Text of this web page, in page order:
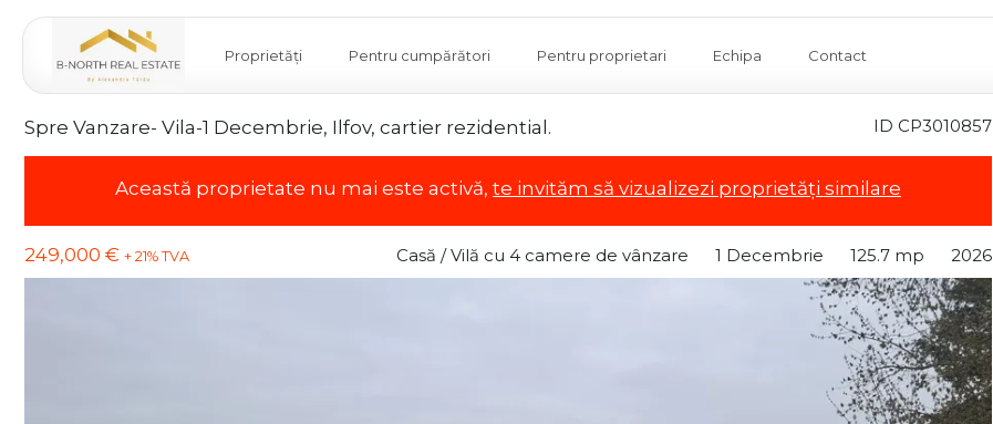
Proprietăți Pentru cumpărători Pentru proprietari Echipa Contact
ID CP3010857
Spre Vanzare- Vila-1 Decembrie, Ilfov, cartier rezidential.
Această proprietate nu mai este activă, te invităm să vizualizezi proprietăți similare
249,000 € + 21% TVA Casă / Vilă cu 4 camere de vânzare 1 Decembrie 125.7 mp 2026